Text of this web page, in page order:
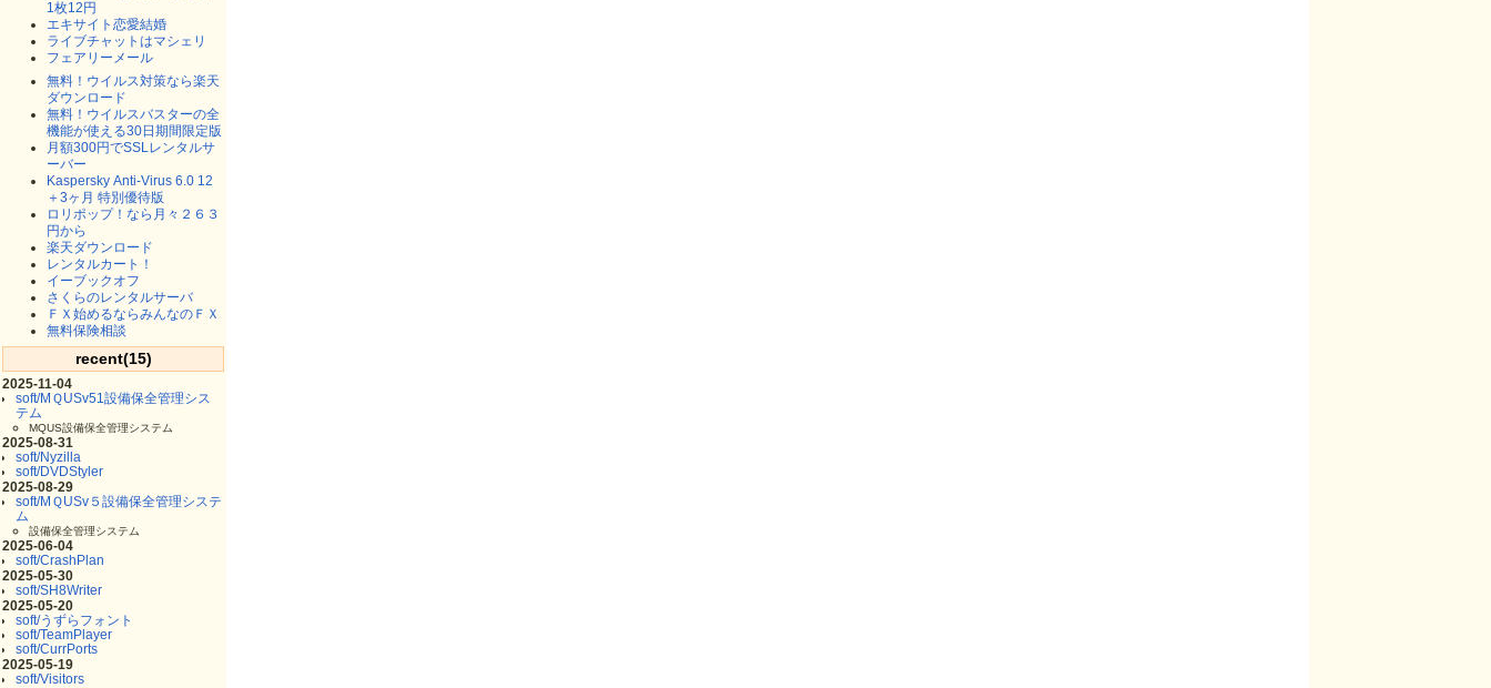
1枚12円
エキサイト恋愛結婚
ライブチャットはマシェリ
フェアリーメール
無料！ウイルス対策なら楽天
ダウンロード
無料！ウイルスバスターの全
機能が使える30日期間限定版
月額300円でSSLレンタルサ
ーバー
Kaspersky Anti-Virus 6.0 12
＋3ヶ月 特別優待版
ロリポップ！なら月々２６３
円から
楽天ダウンロード
レンタルカート！
イーブックオフ
さくらのレンタルサーバ
ＦＸ始めるならみんなのＦＸ
無料保険相談
recent(15)
2025-11-04
soft/MＱUSv51設備保全管理シス
テム
MQUS設備保全管理システム
2025-08-31
soft/Nyzilla
soft/DVDStyler
2025-08-29
soft/MＱUSv５設備保全管理システ
ム
設備保全管理システム
2025-06-04
soft/CrashPlan
2025-05-30
soft/SH8Writer
2025-05-20
soft/うずらフォント
soft/TeamPlayer
soft/CurrPorts
2025-05-19
soft/Visitors